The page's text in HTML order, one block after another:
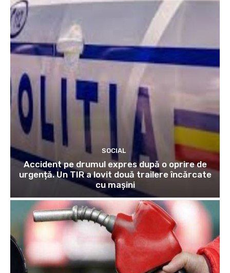
SOCIAL
Accident pe drumul expres după o oprire de
urgență. Un TIR a lovit două trailere încărcate
cu mașini